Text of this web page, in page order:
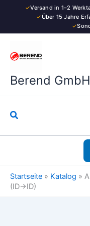
✓Versand in 1–2
✓Über 15 Jahre
✓
Berend GmbH
Suchen
Startseite » Katalog »
(ID→ID)